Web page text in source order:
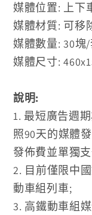
媒體位置: 上下
媒體材質: 可移
媒體數量: 30塊
媒體尺寸:
說明:
1. 最短廣告週
照90天的媒體
發佈費並單獨
2. 目前僅限中
動車組列車;
3. 高鐵動車組